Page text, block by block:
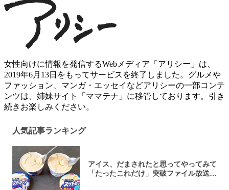
女性向けに情報を発信するWebメディア「アリシー」は、
2019年6月13日をもってサービスを終了しました。グルメや
ファッション、マンガ・エッセイなどアリシーの一部コンテ
ンツは、姉妹サイト「ママテナ」に移管しております。引き
続きお楽しみください。
人気記事ランキング
アイス、だまされたと思ってやってみて
「たったこれだけ」突破ファイル放送で